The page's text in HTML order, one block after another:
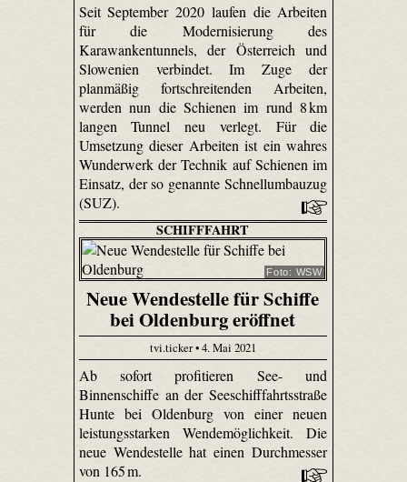
Seit September 2020 laufen die Arbeiten
für die Modernisierung des
Karawankentunnels, der Österreich und
Slowenien verbindet. Im Zuge der
planmäßig fortschreitenden Arbeiten,
werden nun die Schienen im rund 8 km
langen Tunnel neu verlegt. Für die
Umsetzung dieser Arbeiten ist ein wahres
Wunderwerk der Technik auf Schienen im
Einsatz, der so genannte Schnellumbauzug
(SUZ).
SCHIFFFAHRT
Foto: WSW
Neue Wendestelle für Schiffe
bei Oldenburg eröffnet
tvi.ticker • 4. Mai 2021
Ab sofort profitieren See- und
Binnenschiffe an der Seeschifffahrtsstraße
Hunte bei Oldenburg von einer neuen
leistungsstarken Wendemöglichkeit. Die
neue Wendestelle hat einen Durchmesser
von 165 m.